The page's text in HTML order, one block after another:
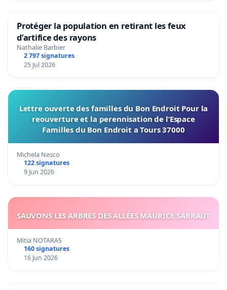
Protéger la population en retirant les feux
d’artifice des rayons
Nathalie Barbier
2 797 signatures
25 Jul 2026
Lettre ouverte des familles du Bon Endroit Pour la
reouverture et la perennisation de l’Espace
Familles du Bon Endroit a Tours 37000
Michela Nesco
122 signatures
9 Jun 2026
SAUVONS LES ARBRES DES ALLÉES MAURICE SARRAUT
Mitia NOTARAS
160 signatures
16 Jun 2026